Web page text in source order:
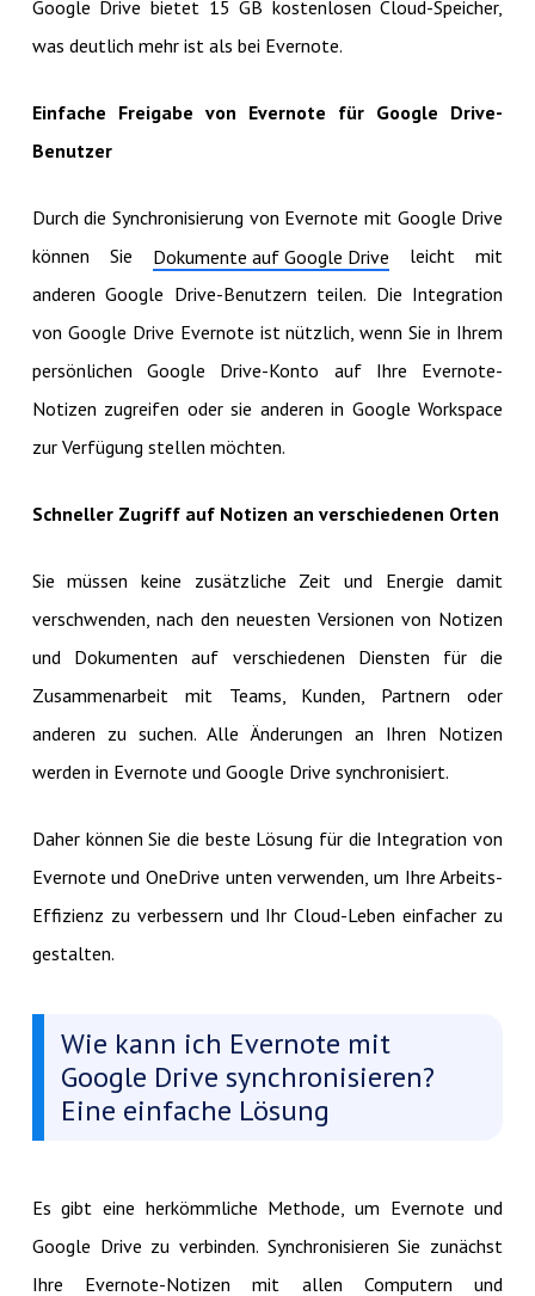
Google Drive bietet 15 GB kostenlosen Cloud-Speicher,
was deutlich mehr ist als bei Evernote.
Einfache Freigabe von Evernote für Google Drive-
Benutzer
Durch die Synchronisierung von Evernote mit Google Drive
können Sie Dokumente auf Google Drive leicht mit
anderen Google Drive-Benutzern teilen. Die Integration
von Google Drive Evernote ist nützlich, wenn Sie in Ihrem
persönlichen Google Drive-Konto auf Ihre Evernote-
Notizen zugreifen oder sie anderen in Google Workspace
zur Verfügung stellen möchten.
Schneller Zugriff auf Notizen an verschiedenen Orten
Sie müssen keine zusätzliche Zeit und Energie damit
verschwenden, nach den neuesten Versionen von Notizen
und Dokumenten auf verschiedenen Diensten für die
Zusammenarbeit mit Teams, Kunden, Partnern oder
anderen zu suchen. Alle Änderungen an Ihren Notizen
werden in Evernote und Google Drive synchronisiert.
Daher können Sie die beste Lösung für die Integration von
Evernote und OneDrive unten verwenden, um Ihre Arbeits-
Effizienz zu verbessern und Ihr Cloud-Leben einfacher zu
gestalten.
Wie kann ich Evernote mit
Google Drive synchronisieren?
Eine einfache Lösung
Es gibt eine herkömmliche Methode, um Evernote und
Google Drive zu verbinden. Synchronisieren Sie zunächst
Ihre Evernote-Notizen mit allen Computern und